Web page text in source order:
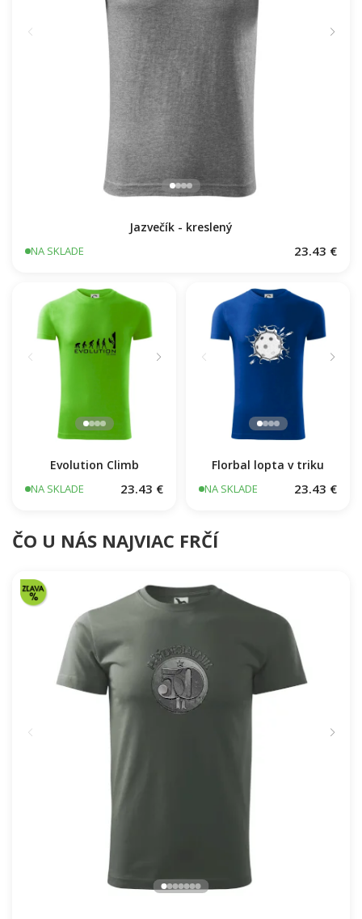
Jazvečík - kreslený
NA SKLADE 23.43 €
Evolution Climb
NA SKLADE 23.43 €
Florbal lopta v triku
NA SKLADE 23.43 €
ČO U NÁS NAJVIAC FRČÍ